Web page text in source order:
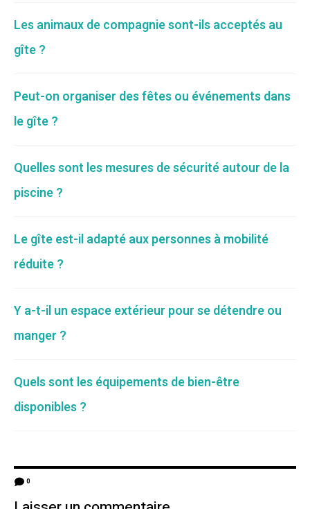
Les animaux de compagnie sont-ils acceptés au
gîte ?
Peut-on organiser des fêtes ou événements dans
le gîte ?
Quelles sont les mesures de sécurité autour de la
piscine ?
Le gîte est-il adapté aux personnes à mobilité
réduite ?
Y a-t-il un espace extérieur pour se détendre ou
manger ?
Quels sont les équipements de bien-être
disponibles ?
0